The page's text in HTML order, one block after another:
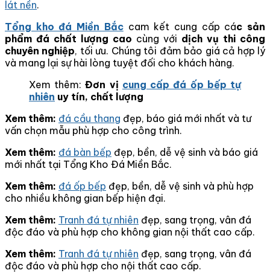
lát nền.
Tổng kho đá Miền Bắccam kết cung cấp các sản
phẩm đá chất lượng cao cùng với dịch vụ thi công
chuyên nghiệp, tối ưu. Chúng tôi đảm bảo giá cả hợp lý
và mang lại sự hài lòng tuyệt đối cho khách hàng.
Xem thêm:Đơn vị cung cấp đá ốp bếp tự
nhiên uy tín, chất lượng
Xem thêm: đá cầu thang đẹp, báo giá mới nhất và tư
vấn chọn mẫu phù hợp cho công trình.
Xem thêm: đá bàn bếp đẹp, bền, dễ vệ sinh và báo giá
mới nhất tại Tổng Kho Đá Miền Bắc.
Xem thêm: đá ốp bếp đẹp, bền, dễ vệ sinh và phù hợp
cho nhiều không gian bếp hiện đại.
Xem thêm: Tranh đá tự nhiên đẹp, sang trọng, vân đá
độc đáo và phù hợp cho không gian nội thất cao cấp.
Xem thêm: Tranh đá tự nhiên đẹp, sang trọng, vân đá
độc đáo và phù hợp cho nội thất cao cấp.